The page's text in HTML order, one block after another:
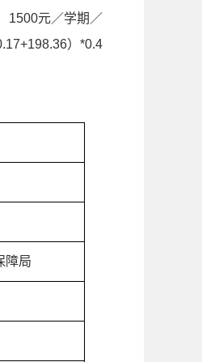
1500元／学期／
）*0.4
障局